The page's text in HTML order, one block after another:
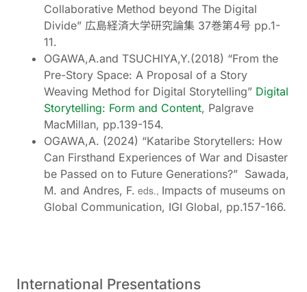
Collaborative Method beyond The Digital
Divide” 広島経済大学研究論集 37巻第4号 pp.1-
11.
OGAWA,A.and TSUCHIYA,Y.(2018) “From the
Pre-Story Space: A Proposal of a Story
Weaving Method for Digital Storytelling” Digital
Storytelling: Form and Content, Palgrave
MacMillan, pp.139-154.
OGAWA,A. (2024) “Kataribe Storytellers: How
Can Firsthand Experiences of War and Disaster
be Passed on to Future Generations?” Sawada,
M. and Andres, F. eds., Impacts of museums on
Global Communication, IGI Global, pp.157-166.
International Presentations